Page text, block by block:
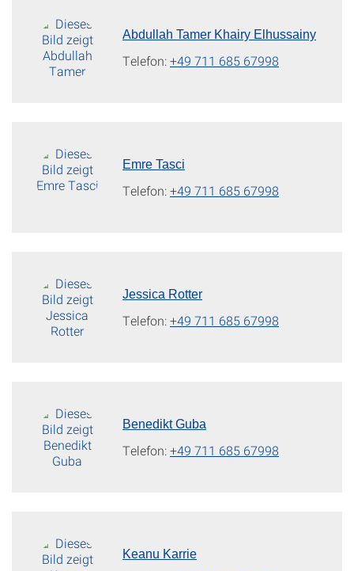
Abdullah Tamer Khairy Elhussainy
Telefon:+49 711 685 67998
Emre Tasci
Telefon:+49 711 685 67998
Jessica Rotter
Telefon:+49 711 685 67998
Benedikt Guba
Telefon:+49 711 685 67998
Keanu Karrie